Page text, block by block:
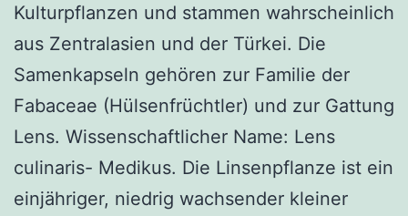
Kulturpflanzen und stammen wahrscheinlich
aus Zentralasien und der Türkei. Die
Samenkapseln gehören zur Familie der
Fabaceae (Hülsenfrüchtler) und zur Gattung
Lens. Wissenschaftlicher Name: Lens
culinaris- Medikus. Die Linsenpflanze ist ein
einjähriger, niedrig wachsender kleiner